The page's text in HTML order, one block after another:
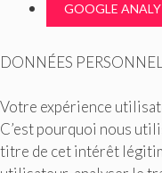
GOOGLE
DONNÉES
Votre expérience
C’est pourquoi nous
titre de cet intérêt